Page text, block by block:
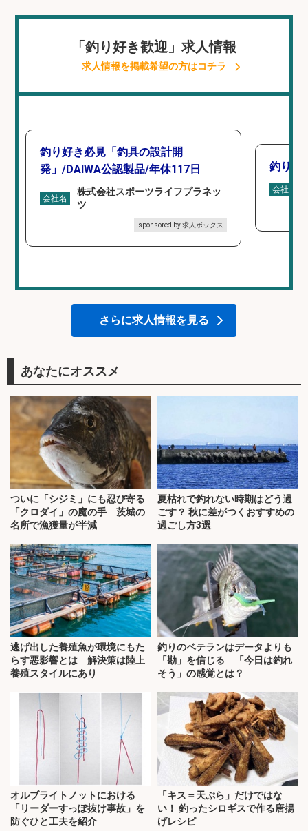
「釣り好き歓迎」求人情報
求人情報を掲載希望の方はコチラ
釣り好き必見「釣具の設計開
発」/DAIWA公認製品/年休117日
会社名
株式会社スポーツライフプラネッ
ツ
sponsored by 求人ボックス
釣り具
会社名
さらに求人情報を見る
あなたにオススメ
ついに「シジミ」にも忍び寄る
「クロダイ」の魔の手 茨城の
名所で漁獲量が半減
夏枯れで釣れない時期はどう過
ごす？ 秋に差がつくおすすめの
過ごし方3選
逃げ出した養殖魚が環境にもた
らす悪影響とは 解決策は陸上
養殖スタイルにあり
釣りのベテランはデータよりも
「勘」を信じる 「今日は釣れ
そう」の感覚とは？
オルブライトノットにおける
「リーダーすっぽ抜け事故」を
防ぐひと工夫を紹介
「キス＝天ぷら」だけではな
い！ 釣ったシロギスで作る唐揚
げレシピ